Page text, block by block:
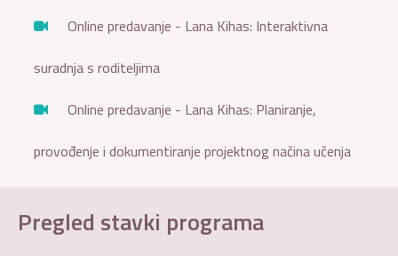
Online predavanje - Lana Kihas: Interaktivna
suradnja s roditeljima
Online predavanje - Lana Kihas: Planiranje,
provođenje i dokumentiranje projektnog načina učenja
Pregled stavki programa